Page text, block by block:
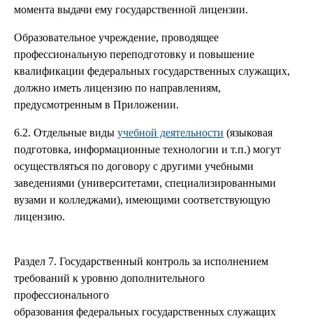
момента выдачи ему государственной лицензии.
Образовательное учреждение, проводящее
профессиональную переподготовку и повышение
квалификации федеральных государственных служащих,
должно иметь лицензию по направлениям,
предусмотренным в Приложении.
6.2. Отдельные виды учебной деятельности (языковая
подготовка, информационные технологии и т.п.) могут
осуществляться по договору с другими учебными
заведениями (университетами, специализированными
вузами и колледжами), имеющими соответствующую
лицензию.
Раздел 7. Государственный контроль за исполнением
требований к уровню дополнительного
профессионального
образования федеральных государственных служащих